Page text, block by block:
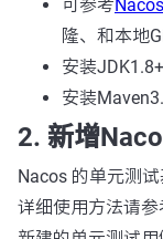
可参考
隆、和本地
安装
安装
2. 新增
Nacos 的单元测
详细使用方法请参